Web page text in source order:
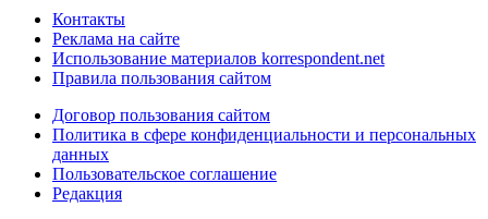
Контакты
Реклама на сайте
Использование материалов korrespondent.net
Правила пользования сайтом
Договор пользования сайтом
Политика в сфере конфиденциальности и персональных
данных
Пользовательское соглашение
Редакция